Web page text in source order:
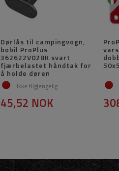
Dørlås til campingvogn,
bobil ProPlus
362622V02BK svart
fjærbelastet håndtak for
å holde døren
Ikke tilgjengelig
45,52 NOK